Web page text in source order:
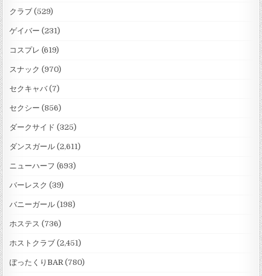
クラブ (529)
ゲイバー (231)
コスプレ (619)
スナック (970)
セクキャバ (7)
セクシー (856)
ダークサイド (325)
ダンスガール (2,611)
ニューハーフ (693)
バーレスク (39)
バニーガール (198)
ホステス (736)
ホストクラブ (2,451)
ぼったくりBAR (780)